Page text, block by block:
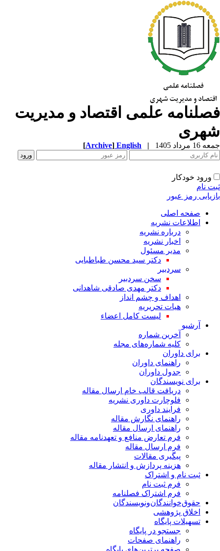
علمی اقتصاد و مدیریت
مرداد 1405 |
English
[Archive]
ورود خودکار
نام
رمز عبور
صفحه اصلی
اطلاعات نشریه
درباره نشریه
اخبار نشریه
مدیر مسئول
دکتر سید محسن طباطبایی
سردبیر
سخن سردبیر
دکتر مهدی صادقی شاهدانی
اهداف و چشم انداز
هیات تحریریه
لیست کامل اعضاء
آرشیو
آخرین شماره
کلیه شماره‌های مجله
برای داوران
راهنمای داوران
جدول داوران
برای نویسندگان
دریافت قالب خام ارسال مقاله
فلوچارت داوری نشریه
فرایند داوری
راهنمای نگارش مقاله
راهنمای ارسال مقاله
فرم تعارض منافع و تعهدنامه مقاله
فرم ارسال مقاله
پیگیری مقالات
هزینه پردازش و انتشار مقاله
ثبت نام و اشتراک
فرم ثبت نام
فرم اشتراک فصلنامه
حقوق‌خوانندگان‌و‌نویسندگان
اخلاق پژوهشی
تسهیلات پایگاه
جستجو در پایگاه
راهنمای صفحات
صفحه برترین‌های پایگاه